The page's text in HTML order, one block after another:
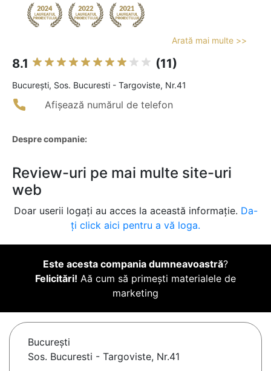
Arată mai multe >>
8.1 (11)
Bucureşti, Sos. Bucuresti - Targoviste, Nr.41
Afișează numărul de telefon
Despre companie:
Review-uri pe mai multe site-uri
web
Doar userii logați au acces la această informație. Da-
ți click aici pentru a vă loga.
Este acesta compania dumneavoastră?
Felicitări! Aă cum să primești materialele de
marketing
Bucureşti
Sos. Bucuresti - Targoviste, Nr.41